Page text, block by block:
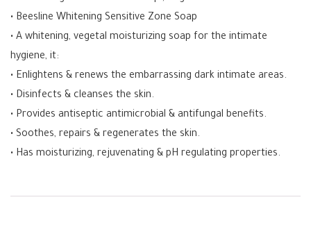
• Beesline Whitening Sensitive Zone Soap
• A whitening, vegetal moisturizing soap for the intimate
hygiene, it:
• Enlightens & renews the embarrassing dark intimate areas.
• Disinfects & cleanses the skin.
• Provides antiseptic antimicrobial & antifungal benefits.
• Soothes, repairs & regenerates the skin.
• Has moisturizing, rejuvenating & pH regulating properties.